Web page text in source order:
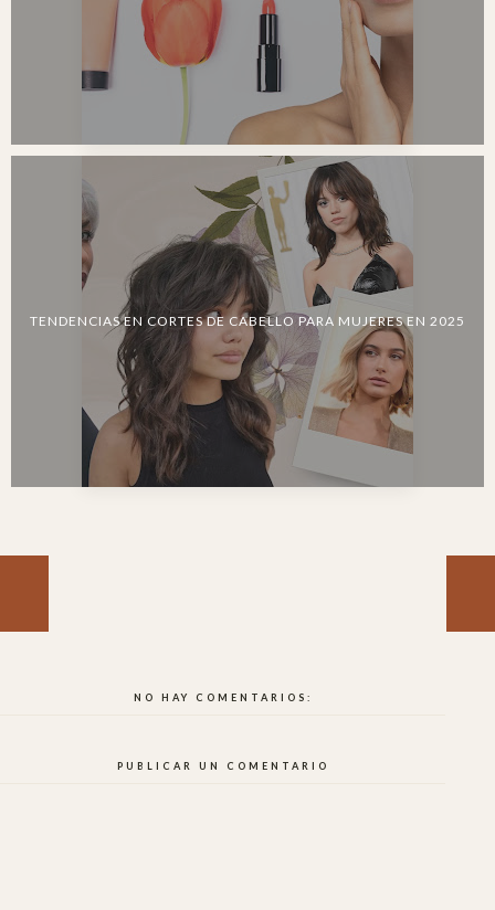
TENDENCIAS EN CORTES DE CABELLO PARA MUJERES EN 2025
NO HAY COMENTARIOS:
PUBLICAR UN COMENTARIO